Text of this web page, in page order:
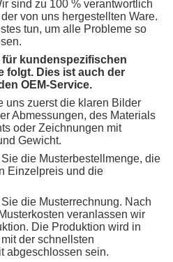
sind zu 100 % verantwortlich
von uns hergestellten Ware.
tun, um alle Probleme so
kundenspezifischen
folgt. Dies ist auch der
OEM-Service.
uns zuerst die klaren Bilder
Abmessungen, des Materials
oder Zeichnungen mit
Gewicht.
die Musterbestellmenge, die
Einzelpreis und die
die Musterrechnung. Nach
veranlassen wir
Die Produktion wird in
der schnellsten
abgeschlossen sein.